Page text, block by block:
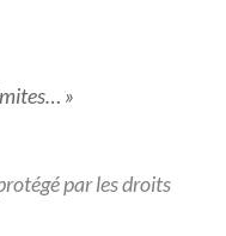
»
par les droits